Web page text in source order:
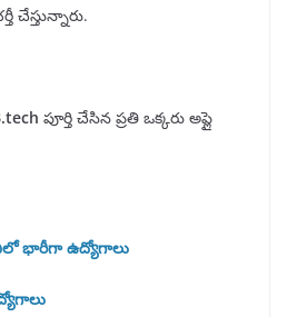
చేస్తున్నారు.
పూర్తి చేసిన ప్రతి ఒక్కరు అప్లై
భారీగా ఉద్యోగాలు